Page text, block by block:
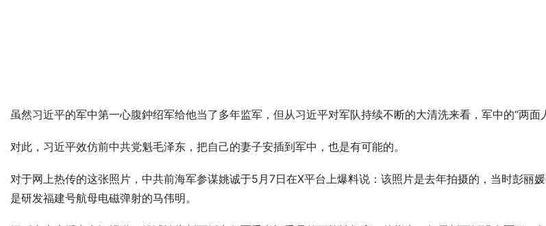
虽然习近平的军中第一心腹鈡绍军给他当了多年监军，但从习近平对军队持续不断的大清洗来看，军中的“两面
对此，习近平效仿前中共党魁毛泽东，把自己的妻子安插到军中，也是有可能的。
对于网上热传的这张照片，中共前海军参谋姚诚于5月7日在X平台上爆料说：该照片是去年拍摄的，当时彭丽
是研发福建号航母电磁弹射的马伟明。